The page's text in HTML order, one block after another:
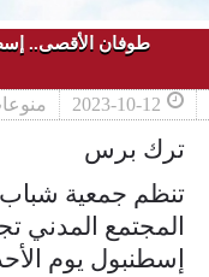
طوفان الأقصى..
2023-10-12
ترك برس
تنظم جمعية
المجتمع المدني
إسطنبول يوم